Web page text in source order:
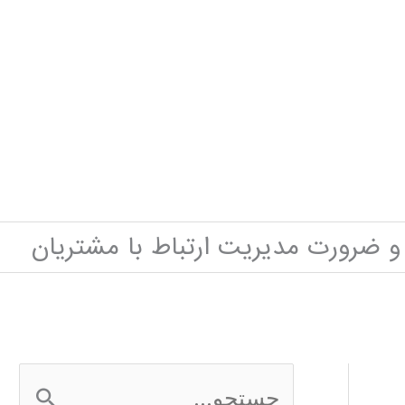
ضرورت مدیریت ارتباط با مشتریان